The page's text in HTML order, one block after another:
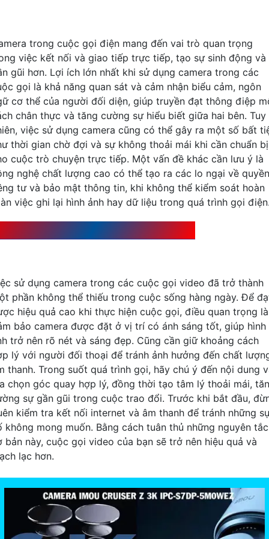
trong cuộc gọi điện mang đến vai trò quan trọng
việc kết nối và giao tiếp trực tiếp, tạo sự sinh động và
gũi hơn. Lợi ích lớn nhất khi sử dụng camera trong các
gọi là khả năng quan sát và cảm nhận biểu cảm, ngôn
cơ thể của người đối diện, giúp truyền đạt thông điệp
chân thực và tăng cường sự hiểu biết giữa hai bên. Tuy
việc sử dụng camera cũng có thể gây ra một số bất
thời gian chờ đợi và sự không thoải mái khi cần chuẩn bị
cuộc trò chuyện trực tiếp. Một vấn đề khác cần lưu ý là
nghệ chất lượng cao có thể tạo ra các lo ngại về quyền
tư và bảo mật thông tin, khi không thể kiểm soát hoàn
việc ghi lại hình ảnh hay dữ liệu trong quá trình gọi
sử dụng camera trong các cuộc gọi video đã trở thành
phần không thể thiếu trong cuộc sống hàng ngày. Để
hiệu quả cao khi thực hiện cuộc gọi, điều quan trọng là
bảo camera được đặt ở vị trí có ánh sáng tốt, giúp hình
trở nên rõ nét và sáng đẹp. Cũng cần giữ khoảng cách
lý với người đối thoại để tránh ảnh hưởng đến chất
thanh. Trong suốt quá trình gọi, hãy chú ý đến nội dung
chọn góc quay hợp lý, đồng thời tạo tâm lý thoải mái,
sự gần gũi trong cuộc trao đổi. Trước khi bắt đầu,
kiểm tra kết nối internet và âm thanh để tránh những
không mong muốn. Bằng cách tuân thủ những nguyên tắc
bản này, cuộc gọi video của bạn sẽ trở nên hiệu quả và
lạc hơn.